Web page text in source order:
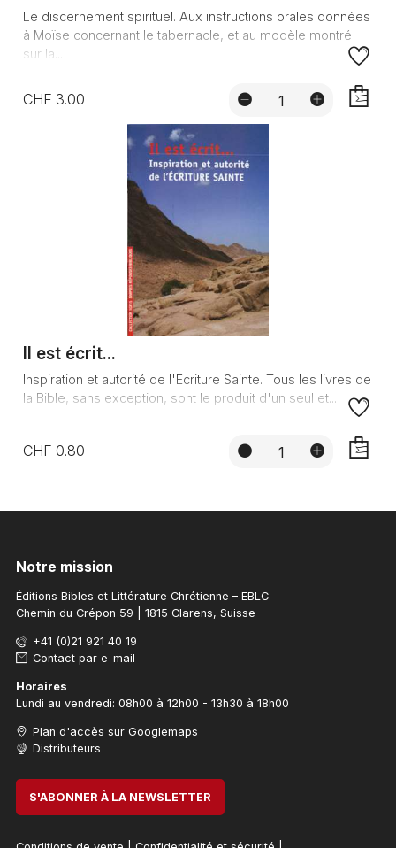
Le discernement spirituel. Aux instructions orales données
à Moïse concernant le tabernacle, et au modèle montré
sur la...
CHF 3.00
Il est écrit...
Inspiration et autorité de l'Ecriture Sainte. Tous les livres de
la Bible, sans exception, sont le produit d'un seul et...
CHF 0.80
Notre mission
Éditions Bibles et Littérature Chrétienne – EBLC
Chemin du Crépon 59 | 1815 Clarens, Suisse
+41 (0)21 921 40 19
Contact par e-mail
Horaires
Lundi au vendredi: 08h00 à 12h00 - 13h30 à 18h00
Plan d'accès sur Googlemaps
Distributeurs
S'ABONNER À LA NEWSLETTER